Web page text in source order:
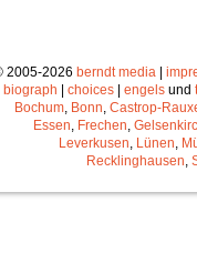
2005-2026 berndt media |
biograph | choices | engels und
Bochum Bonn Castrop-
Essen Frechen
Leverkusen Lünen
Recklinghausen